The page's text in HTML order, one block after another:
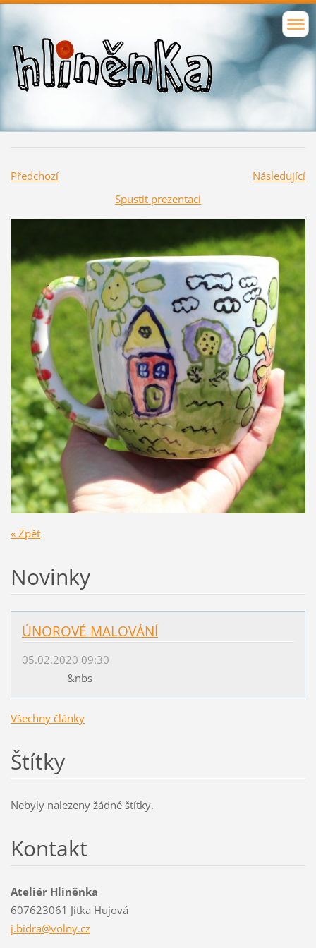
Předchozí
Následující
Spustit prezentaci
« Zpět
Novinky
ÚNOROVÉ MALOVÁNÍ
05.02.2020 09:30
&nbs
Všechny články
Štítky
Nebyly nalezeny žádné štítky.
Kontakt
Ateliér Hliněnka
607623061 Jitka Hujová
j.bidra@volny.cz